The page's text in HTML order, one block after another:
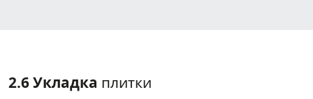
2.6 Укладка плитки